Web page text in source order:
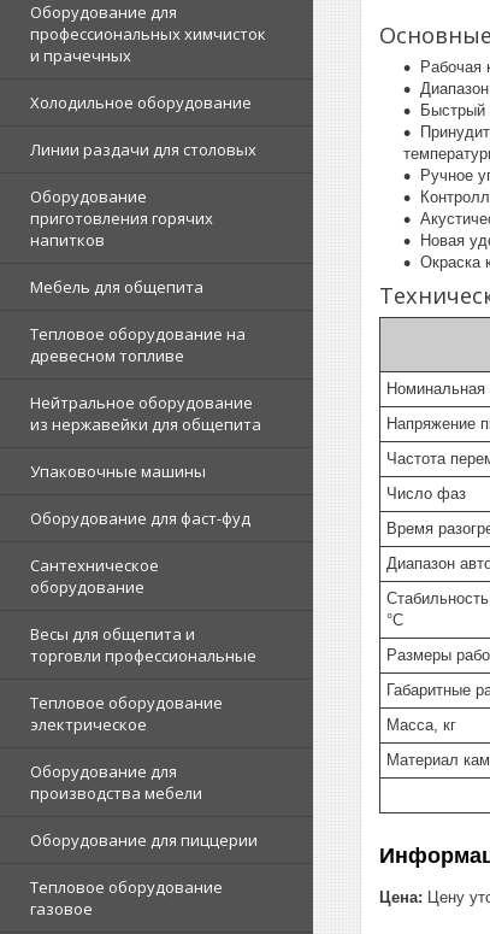
Оборудование для
профессиональных химчисток
и прачечных
Холодильное оборудование
Линии раздачи для столовых
Оборудование
приготовления горячих
напитков
Мебель для общепита
Тепловое оборудование на
древесном топливе
Нейтральное оборудование
из нержавейки для общепита
Упаковочные машины
Оборудование для фаст-фуд
Сантехническое
оборудование
Весы для общепита и
торговли профессиональные
Тепловое оборудование
электрическое
Оборудование для
производства мебели
Оборудование для пиццерии
Тепловое оборудование
газовое
Рабочая
Быстрый
Ручное
Новая
Окраска
Напряжение
Частота
Число фаз
Время
Диапазон
°С
Размеры
Габаритные
Масса, кг
Материал
Цена: Цену